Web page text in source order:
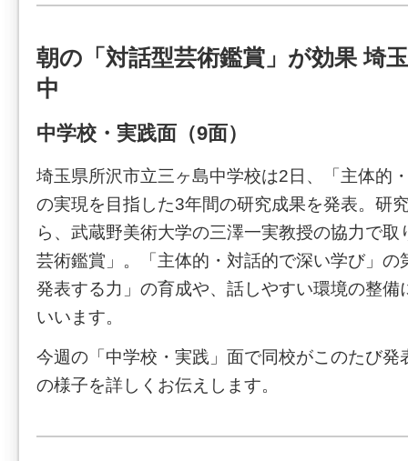
朝の「対話型芸術鑑賞」が効果 埼
中
中学校・実践面（9面）
埼玉県所沢市立三ヶ島中学校は2日、「主体的
の実現を目指した3年間の研究成果を発表。研
ら、武蔵野美術大学の三澤一実教授の協力で取
芸術鑑賞」。「主体的・対話的で深い学び」の
発表する力」の育成や、話しやすい環境の整備
いいます。
今週の「中学校・実践」面で同校がこのたび発
の様子を詳しくお伝えします。